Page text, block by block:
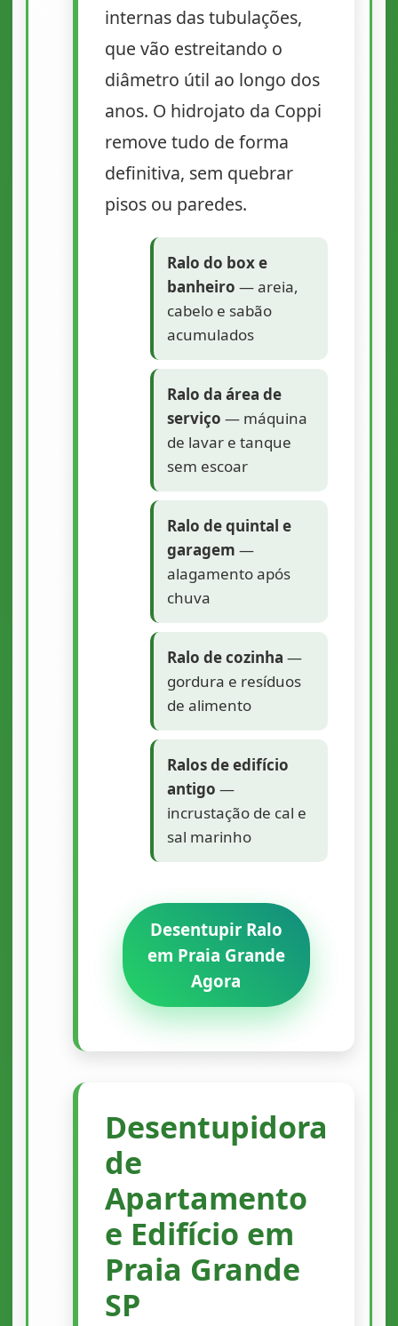
internas das tubulações,
que vão estreitando o
diâmetro útil ao longo dos
anos. O hidrojato da Coppi
remove tudo de forma
definitiva, sem quebrar
pisos ou paredes.
Ralo do box e
banheiro — areia,
cabelo e sabão
acumulados
Ralo da área de
serviço — máquina
de lavar e tanque
sem escoar
Ralo de quintal e
garagem —
alagamento após
chuva
Ralo de cozinha —
gordura e resíduos
de alimento
Ralos de edifício
antigo —
incrustação de cal e
sal marinho
Desentupir Ralo
em Praia Grande
Agora
Desentupidora
de
Apartamento
e Edifício em
Praia Grande
SP